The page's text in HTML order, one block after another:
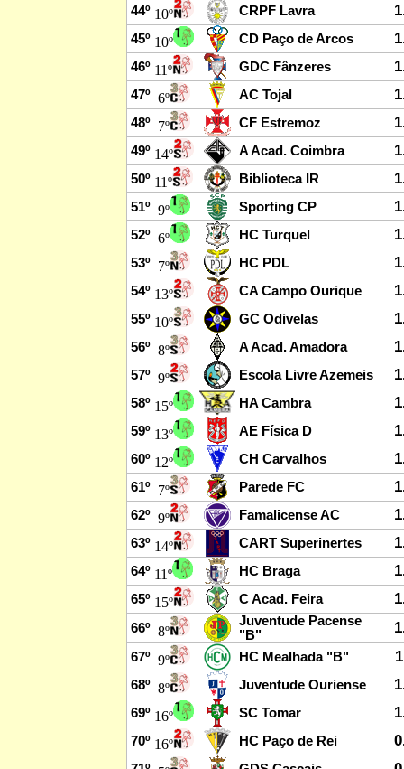
44º 10º CRPF Lavra
45º 10º CD Paço de Arcos
46º 11º GDC Fânzeres
47º 6º AC Tojal
48º 7º CF Estremoz
49º 14º A Acad. Coimbra
50º 11º Biblioteca IR
51º 9º Sporting CP
52º 6º HC Turquel
53º 7º HC PDL
54º 13º CA Campo Ourique
55º 10º GC Odivelas
56º 8º A Acad. Amadora
57º 9º Escola Livre Azemeis
58º 15º HA Cambra
59º 13º AE Física D
60º 12º CH Carvalhos
61º 7º Parede FC
62º 9º Famalicense AC
63º 14º CART Superinertes
64º 11º HC Braga
65º 15º C Acad. Feira
66º 8º
Juventude Pacense
"B"
67º 9º HC Mealhada "B"
68º 8º Juventude Ouriense
69º 16º SC Tomar
70º 16º HC Paço de Rei